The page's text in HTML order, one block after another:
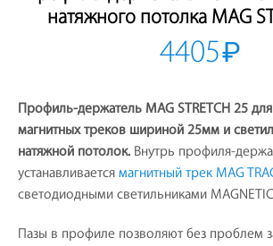
натяжного потолка MAG
4405₽
Профиль-держатель MAG STRETCH 25
магнитных треков шириной 25мм и
натяжной потолок. Внутрь профиля-
устанавливается магнитный трек MAG
светодиодными светильниками
Пазы в профиле позволяют без проблем